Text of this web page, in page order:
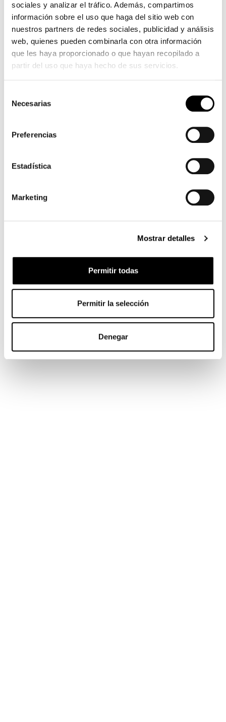
sociales y analizar el tráfico. Además, compartimos
información sobre el uso que haga del sitio web con
nuestros partners de redes sociales, publicidad y análisis
web, quienes pueden combinarla con otra información
que les haya proporcionado o que hayan recopilado a
partir del uso que haya hecho de sus servicios.
Necesarias
Preferencias
Estadística
Marketing
Mostrar detalles
Permitir todas
Permitir la selección
Denegar